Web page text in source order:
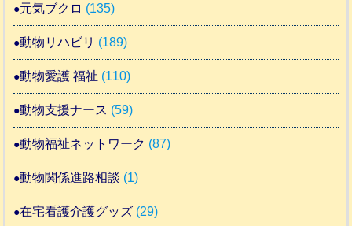
元気ブクロ (135)
動物リハビリ (189)
動物愛護 福祉 (110)
動物支援ナース (59)
動物福祉ネットワーク (87)
動物関係進路相談 (1)
在宅看護介護グッズ (29)